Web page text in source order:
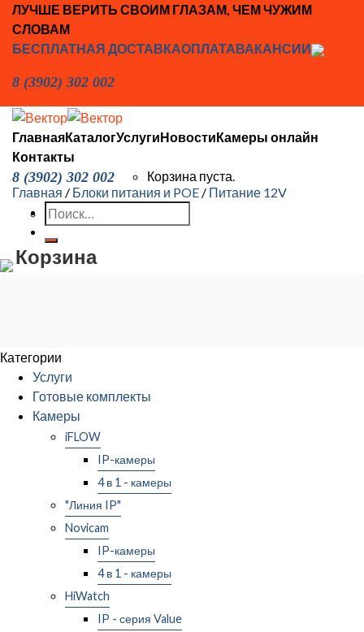
Skip
content
ЛУЧШЕ ВЕРИТЬ СВОИМ ГЛАЗАМ, ЧЕМ ЧУЖИМ
СЛОВАМ
БЕСПЛАТНАЯ ДОСТАВКАОПЛАТАВАКАНСИИ
8 (3902) 302 002
ГлавнаяКаталогУслугиНовостиКамеры онлайн
Контакты
8 (3902) 302 002 Корзина пуста.
Искать:
Корзина
Главная / Блоки питания и POE / Питание 12V
Категории
Услуги
Готовые комплекты
Камеры
iFLOW
IP-камеры
4 в 1 - камеры
"Линия IP"
Novicam
IP-камеры
4 в 1 - камеры
HiWatch
IP - серия Value